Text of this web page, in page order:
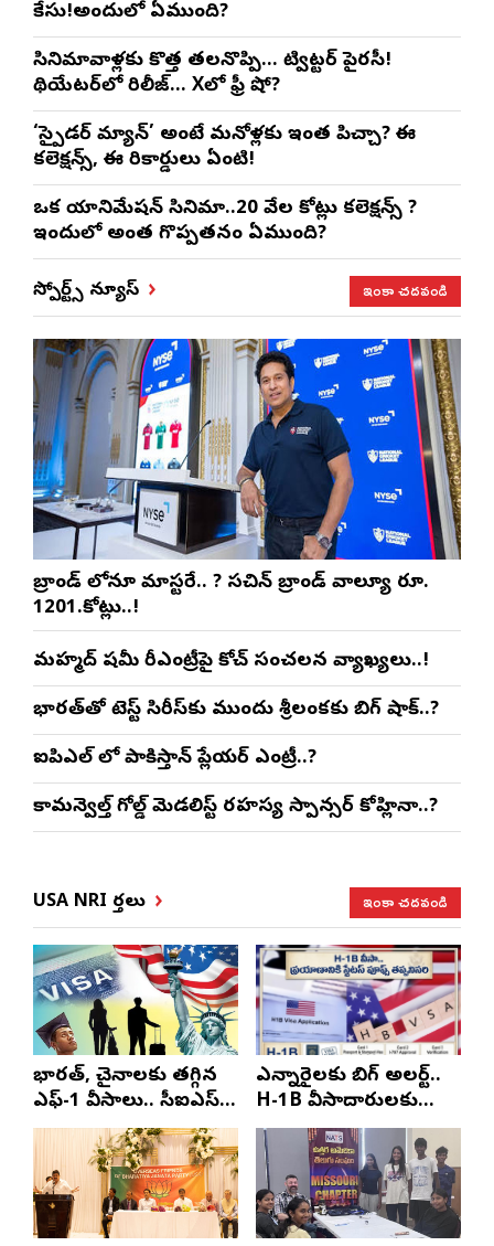
కేసు!అందులో ఏముంది?
సినిమావాళ్లకు కొత్త తలనొప్పి… ట్విట్టర్ పైరసీ!
థియేటర్‌లో రిలీజ్… Xలో ఫ్రీ షో?
‘స్పైడర్ మ్యాన్’ అంటే మనోళ్లకు ఇంత పిచ్చా? ఈ
కలెక్షన్స్, ఈ రికార్డులు ఏంటి!
ఒక యానిమేషన్ సినిమా..20 వేల కోట్లు కలెక్షన్స్ ?
ఇందులో అంత గొప్పతనం ఏముంది?
స్పోర్ట్స్ న్యూస్ ఇంకా చదవండి
బ్రాండ్ లోనూ మాస్టరే.. ? సచిన్ బ్రాండ్ వాల్యూ రూ.
1201.కోట్లు..!
మహ్మద్ షమీ రీఎంట్రీపై కోచ్ సంచలన వ్యాఖ్యలు..!
భారత్‌తో టెస్ట్ సిరీస్‌కు ముందు శ్రీలంకకు బిగ్ షాక్..?
ఐపిఎల్ లో పాకిస్తాన్ ప్లేయర్ ఎంట్రీ..?
కామన్వెల్త్ గోల్డ్ మెడలిస్ట్ రహస్య స్పాన్సర్ కోహ్లినా..?
USA NRI వార్తలు ఇంకా చదవండి
భారత్, చైనాలకు తగ్గిన
ఎఫ్-1 వీసాలు.. సీఐఎస్
నివేదిక..!
ఎన్నారైలకు బిగ్ అలర్ట్..
H-1B వీసాదారులకు
ప్రయాణ సమయంలో
స్టేటస్ ప్రూఫ్స్ తప్పనిసరి..!